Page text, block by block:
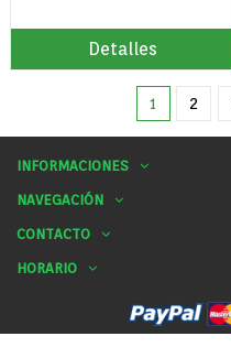
Detalles
1 2
INFORMACIONES
NAVEGACIÓN
CONTACTO
HORARIO